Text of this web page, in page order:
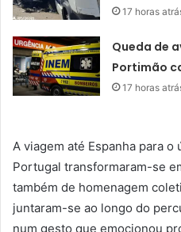
17 horas
Queda de
Portimão
17 horas
A viagem até Espanha para
Portugal transformaram-se
também de homenagem
juntaram-se ao longo do
num gesto que emocionou